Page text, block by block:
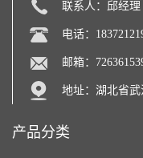
联系人：邱经理
电话：
邮箱：
地址：湖北省
产品分类